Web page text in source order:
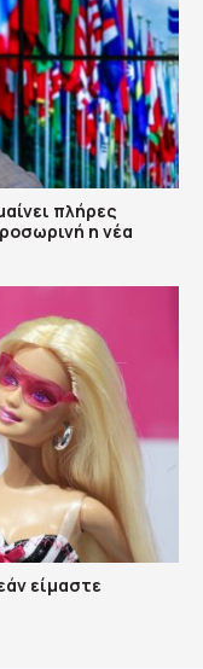
πλήρες
η νέα
είμαστε